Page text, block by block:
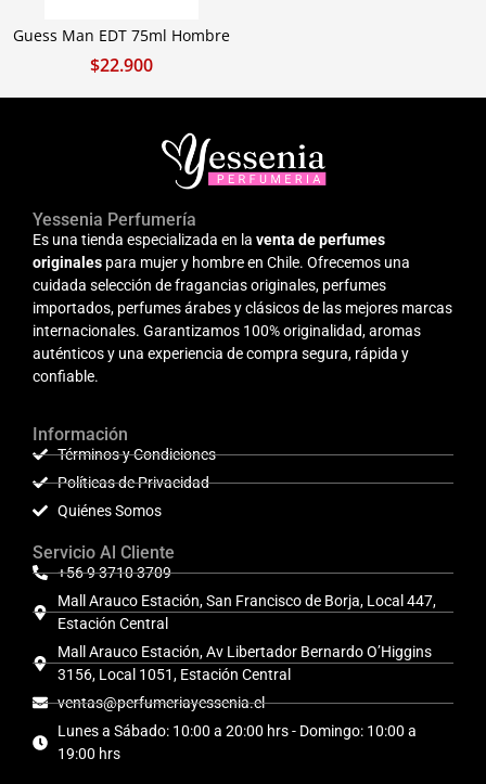
Guess Man EDT 75ml Hombre
$22.900
Yessenia Perfumería
Es una tienda especializada en la venta de perfumes
originales para mujer y hombre en Chile. Ofrecemos una
cuidada selección de fragancias originales, perfumes
importados, perfumes árabes y clásicos de las mejores marcas
internacionales. Garantizamos 100% originalidad, aromas
auténticos y una experiencia de compra segura, rápida y
confiable.
Información
Términos y Condiciones
Políticas de Privacidad
Quiénes Somos
Servicio Al Cliente
+56 9 3710 3709
Mall Arauco Estación, San Francisco de Borja, Local 447,
Estación Central
Mall Arauco Estación, Av Libertador Bernardo O’Higgins
3156, Local 1051, Estación Central
ventas@perfumeriayessenia.cl
Lunes a Sábado: 10:00 a 20:00 hrs - Domingo: 10:00 a
19:00 hrs